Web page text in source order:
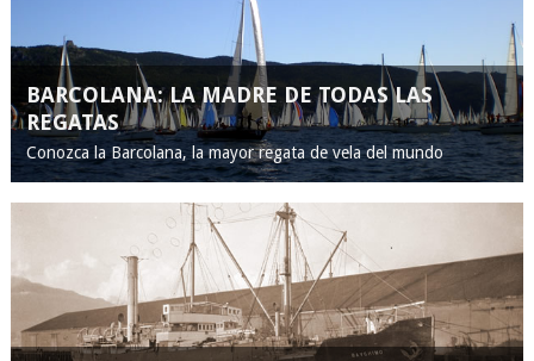
BARCOLANA: LA MADRE DE TODAS LAS
REGATAS
Conozca la Barcolana, la mayor regata de vela del mundo